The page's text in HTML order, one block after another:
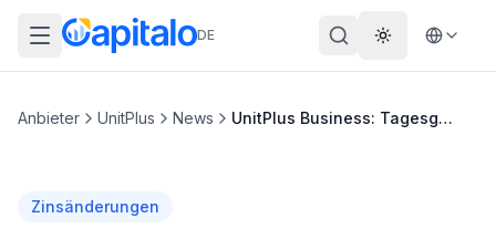
DE Theme
Anbieter UnitPlus News UnitPlus Business: Tagesgeld-Alternative mit jetzt bis zu 2,32 % Zinsen
Zinsänderungen